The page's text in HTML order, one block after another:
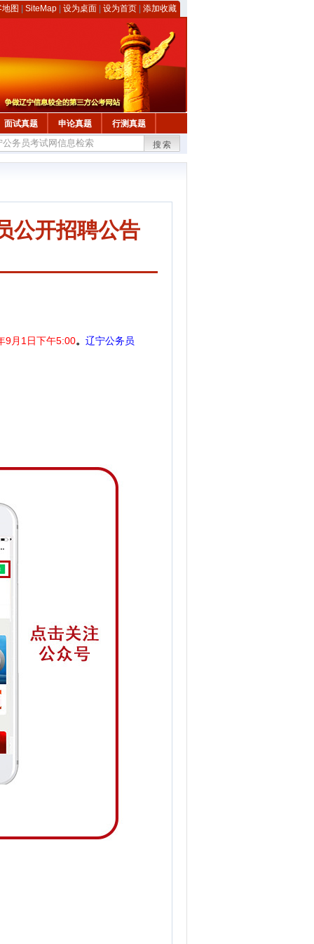
图 SiteMap 设为桌面 设为首页 添加收藏
面试真题 申论真题 行测真题
搜索
公开招聘公告
9月1日下午5:00。 辽宁公务员